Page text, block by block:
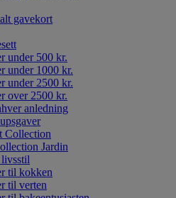
gavekort
under 500 kr.
under 1000 kr.
under 2500 kr.
over 2500 kr.
anledning
Collection
Jardin
til kokken
til verten